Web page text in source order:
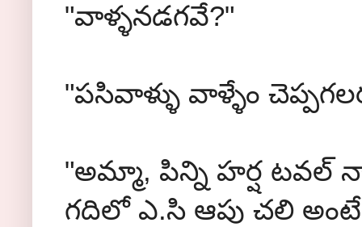
"వాళ్ళనడగవే?"
"పసివాళ్ళు వాళ్ళేం
"అమ్మా, పిన్ని హర్ష టవల్
గదిలో ఎ.సి ఆపు చలి